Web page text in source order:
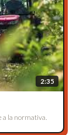
2:35
a la normativa.